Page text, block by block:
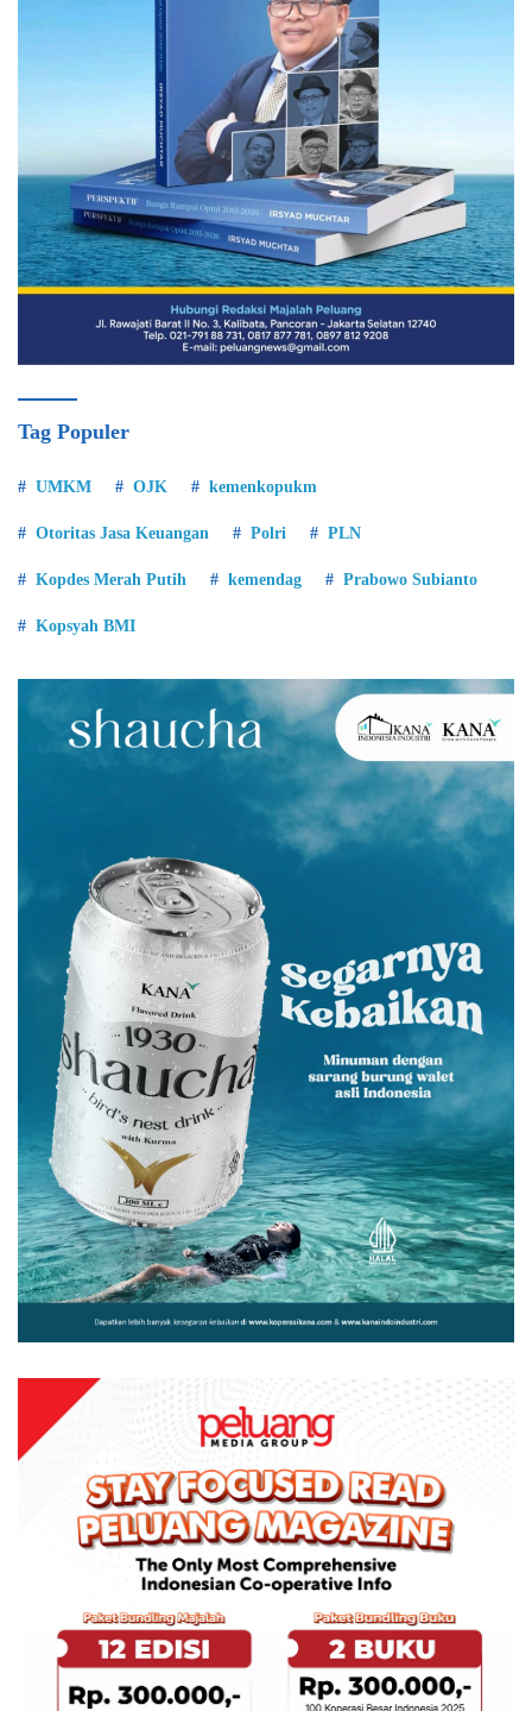
Tag Populer
UMKM OJK kemenkopukm
Otoritas Jasa Keuangan Polri PLN
Kopdes Merah Putih kemendag Prabowo Subianto
Kopsyah BMI